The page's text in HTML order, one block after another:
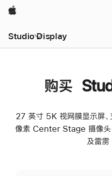
Apple
Studio Display
购买
27 英寸 5K 视网膜显示屏
像素 Center Stage 摄像头
及雷雳